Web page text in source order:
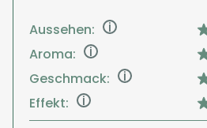
Aussehen: i
Aroma: i
Geschmack: i
Effekt: i